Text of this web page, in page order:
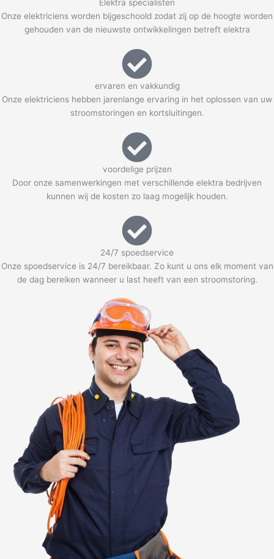
Elektra specialisten
Onze elektriciens worden bijgeschoold zodat zij op de hoogte worden
gehouden van de nieuwste ontwikkelingen betreft elektra
ervaren en vakkundig
Onze elektriciens hebben jarenlange ervaring in het oplossen van uw
stroomstoringen en kortsluitingen.
voordelige prijzen
Door onze samenwerkingen met verschillende elektra bedrijven
kunnen wij de kosten zo laag mogelijk houden.
24/7 spoedservice
Onze spoedservice is 24/7 bereikbaar. Zo kunt u ons elk moment van
de dag bereiken wanneer u last heeft van een stroomstoring.